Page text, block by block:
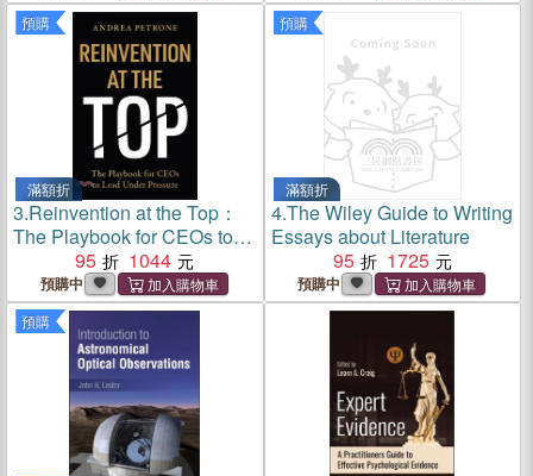
預購
滿額折
3.Reinvention at the Top：
The Playbook for CEOs to
Lead Under Pressure
95 1044
預購中
預購
滿額折
4.The Wiley Guide to Writing
Essays about Literature
95
1725
預購中
預購